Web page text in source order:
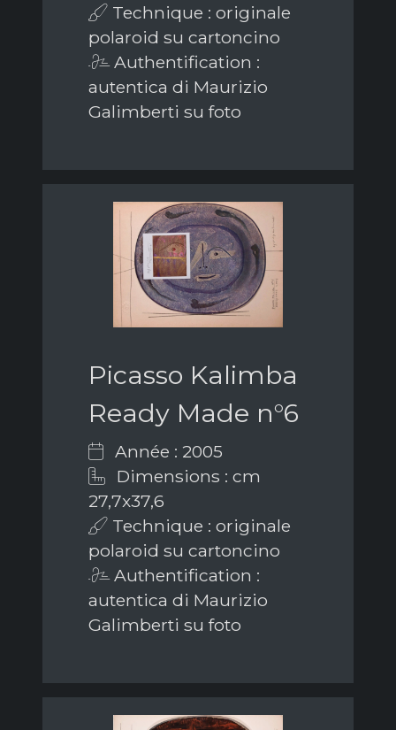
Technique : originale
polaroid su cartoncino
Authentification :
autentica di Maurizio
Galimberti su foto
Picasso Kalimba
Ready Made n°6
Année : 2005
Dimensions : cm
27,7x37,6
Technique : originale
polaroid su cartoncino
Authentification :
autentica di Maurizio
Galimberti su foto